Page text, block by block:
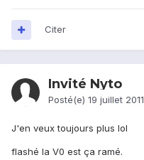
Citer
Invité Nyto
Posté(e) 19 juillet 2011
J'en veux toujours plus lol
flashé la V0 est ça ramé.